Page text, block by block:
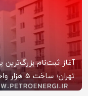
آغاز ثبت‌نام بزرگ‌ترین
تهران؛ ساخت ۵ هزار واحد مسکونی